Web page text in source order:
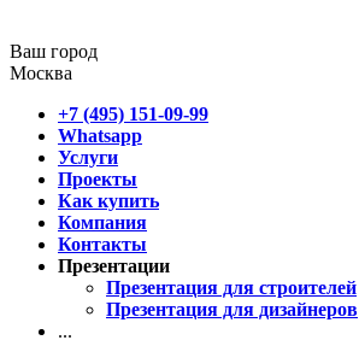
Ваш город
Москва
+7 (495) 151-09-99
Whatsapp
Услуги
Проекты
Как купить
Компания
Контакты
Презентации
Презентация для строителей
Презентация для дизайнеров
...